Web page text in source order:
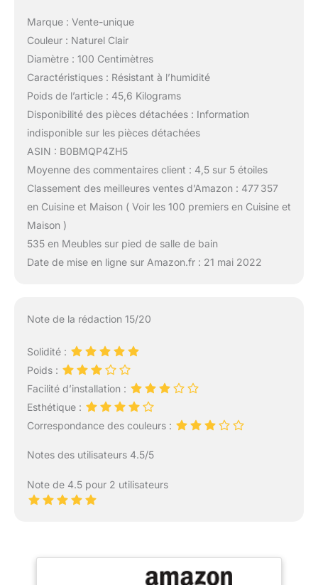
Marque : Vente-unique
Couleur : Naturel Clair
Diamètre : 100 Centimètres
Caractéristiques : Résistant à l’humidité
Poids de l’article : 45,6 Kilograms
Disponibilité des pièces détachées : Information
indisponible sur les pièces détachées
ASIN : B0BMQP4ZH5
Moyenne des commentaires client : 4,5 sur 5 étoiles
Classement des meilleures ventes d’Amazon : 477 357
en Cuisine et Maison ( Voir les 100 premiers en Cuisine et
Maison )
535 en Meubles sur pied de salle de bain
Date de mise en ligne sur Amazon.fr : 21 mai 2022
Note de la rédaction 15/20
Solidité :
Poids :
Facilité d’installation :
Esthétique :
Correspondance des couleurs :
Notes des utilisateurs 4.5/5
Note de 4.5 pour 2 utilisateurs